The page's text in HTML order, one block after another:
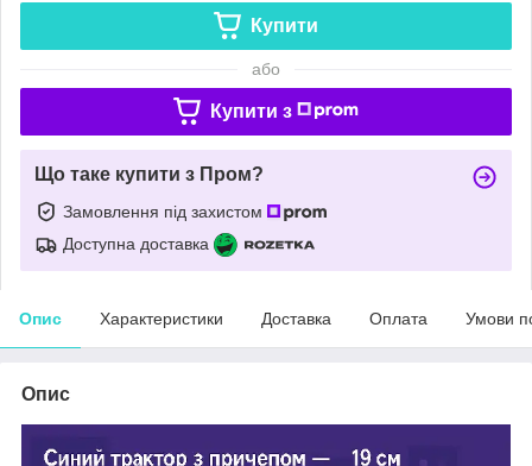
Купити
або
Купити з
Що таке купити з Пром?
Замовлення під захистом
Доступна доставка
Опис Характеристики Доставка Оплата Умови
Опис